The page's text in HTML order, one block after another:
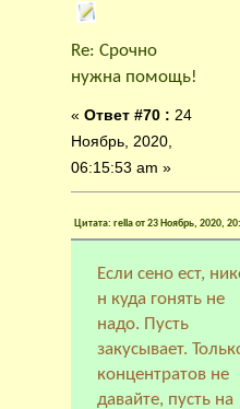
Re: Срочно
нужна помощь!
« Ответ #70 : 24
Ноябрь, 2020,
06:15:53 am »
Цитата: rella от 23 Ноябрь, 2020,
Если сено ест,
н куда гонять не
надо. Пусть
закусывает.
концентратов не
давайте, пусть на